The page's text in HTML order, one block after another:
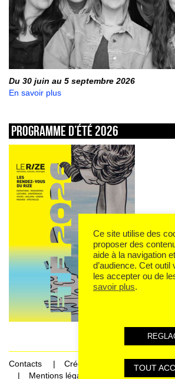
Du 30 juin au 5 septembre 2026
En savoir plus
Programme d’été 2026
Contacts
Crédits
Mentions légales et données
Ce site utilise des
proposer des
aide à la navigation
d’audience. Cet
les accepter ou de
savoir plus.
TOUT